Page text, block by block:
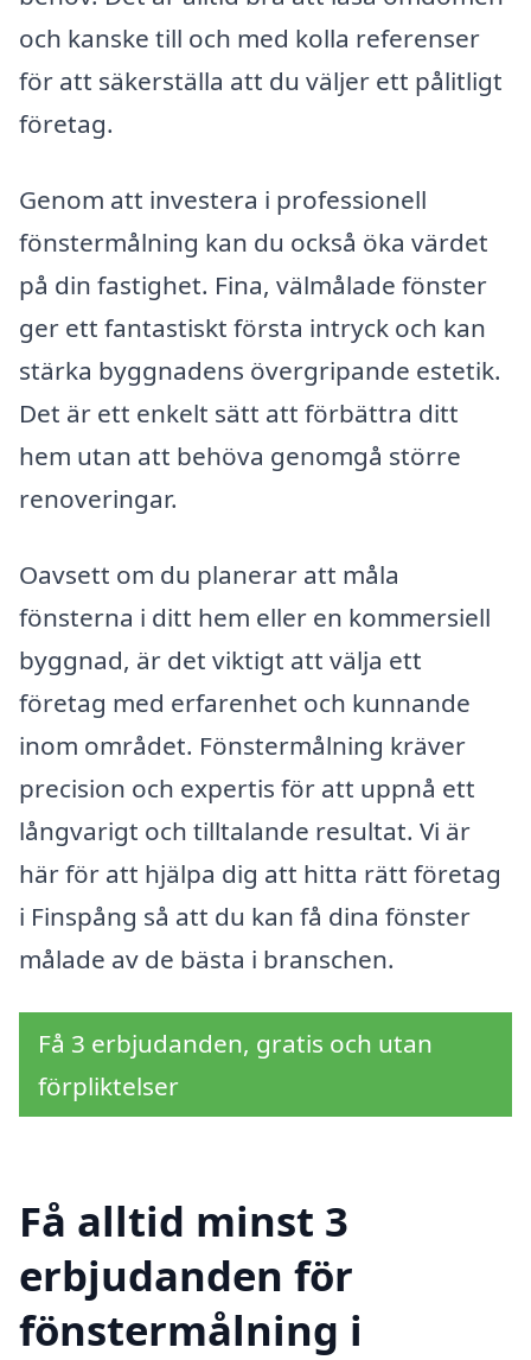
och kanske till och med kolla referenser
för att säkerställa att du väljer ett pålitligt
företag.
Genom att investera i professionell
fönstermålning kan du också öka värdet
på din fastighet. Fina, välmålade fönster
ger ett fantastiskt första intryck och kan
stärka byggnadens övergripande estetik.
Det är ett enkelt sätt att förbättra ditt
hem utan att behöva genomgå större
renoveringar.
Oavsett om du planerar att måla
fönsterna i ditt hem eller en kommersiell
byggnad, är det viktigt att välja ett
företag med erfarenhet och kunnande
inom området. Fönstermålning kräver
precision och expertis för att uppnå ett
långvarigt och tilltalande resultat. Vi är
här för att hjälpa dig att hitta rätt företag
i Finspång så att du kan få dina fönster
målade av de bästa i branschen.
Få 3 erbjudanden, gratis och utan
förpliktelser
Få alltid minst 3
erbjudanden för
fönstermålning i